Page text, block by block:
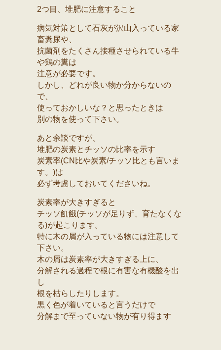
2つ目、堆肥に注意すること
病気対策として石灰が沢山入っている家
畜糞尿や、
抗菌剤をたくさん接種させられている牛
や鶏の糞は
注意が必要です。
しかし、どれが良い物か分からないの
で、
使っておかしいな？と思ったときは
別の物を使って下さい。
あと余談ですが、
堆肥の炭素とチッソの比率を示す
炭素率(CN比や炭素/チッソ比とも言いま
す。)は
必ず考慮しておいてくださいね。
炭素率が大きすぎると
チッソ飢餓(チッソが足りず、育たなくな
る)が起こります。
特に木の屑が入っている物には注意して
下さい。
木の屑は炭素率が大きすぎる上に、
分解される過程で根に有害な有機酸を出
し
根を枯らしたりします。
黒く色が着いていると言うだけで
分解まで至っていない物が有り得ます